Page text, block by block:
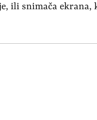
ili snimača ekrana,